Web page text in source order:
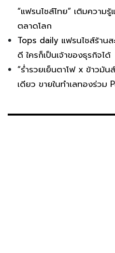
“แฟรนไชส์ไทย” เติมความ
ตลาดโลก
Tops daily แฟรนไชส์ร้าน
ดี ใครก็เป็นเจ้าของธุรกิจได้
“ร่ำรวยเย็นตาโฟ x ข้าวมั
เดียว ขายในทำเลทองร่วม